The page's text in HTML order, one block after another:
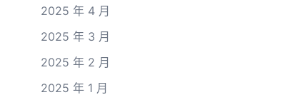
2025 年 4 月
2025 年 3 月
2025 年 2 月
2025 年 1 月